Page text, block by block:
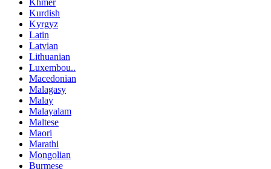
Khmer
Kurdish
Kyrgyz
Latin
Latvian
Lithuanian
Luxembou..
Macedonian
Malagasy
Malay
Malayalam
Maltese
Maori
Marathi
Mongolian
Burmese